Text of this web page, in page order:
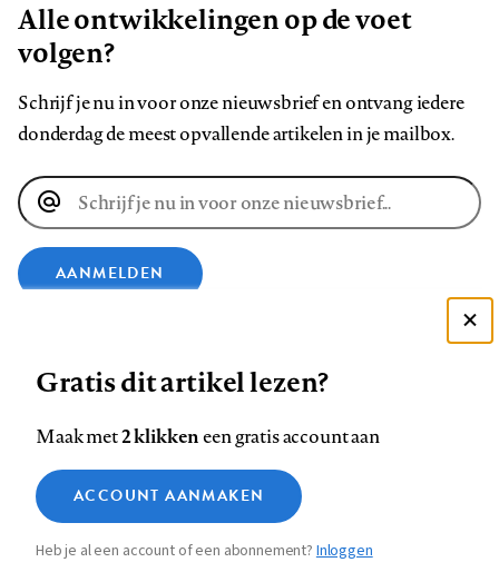
Alle ontwikkelingen op de voet
volgen?
Schrijf je nu in voor onze nieuwsbrief en ontvang iedere
donderdag de meest opvallende artikelen in je mailbox.
E-
mailadres
AANMELDEN
op
Facebook
op
LinkedIn
op
Bluesky
ons
op
InstagramYouTube
Footer
navigation
Contact Colofon Disclaimer Privacy
Medische vragen verdienen
betrouwbare antwoorden
Zie onze cookie policy
Analytische cookies
Marketing cookies
Gratis dit artikel lezen?
Maak met2 klikkeneen gratis account aan
ACCOUNT AANMAKEN
Heb je al een account of een abonnement?Inloggen